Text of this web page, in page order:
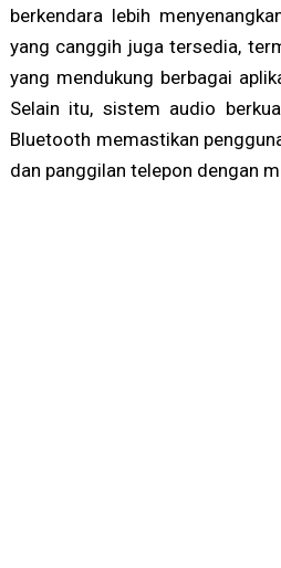
berkendara lebih
yang canggih juga tersedia,
yang mendukung berbagai
Selain itu, sistem audio
Bluetooth memastikan
dan panggilan telepon dengan